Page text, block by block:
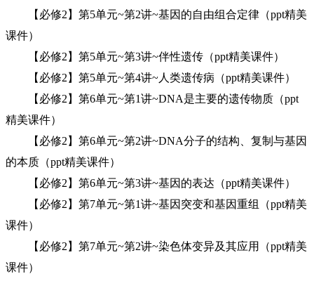
【必修2】第5单元~第2讲~基因的自由组合定律（ppt精美
课件）
【必修2】第5单元~第3讲~伴性遗传（ppt精美课件）
【必修2】第5单元~第4讲~人类遗传病（ppt精美课件）
【必修2】第6单元~第1讲~DNA是主要的遗传物质（ppt
精美课件）
【必修2】第6单元~第2讲~DNA分子的结构、复制与基因
的本质（ppt精美课件）
【必修2】第6单元~第3讲~基因的表达（ppt精美课件）
【必修2】第7单元~第1讲~基因突变和基因重组（ppt精美
课件）
【必修2】第7单元~第2讲~染色体变异及其应用（ppt精美
课件）